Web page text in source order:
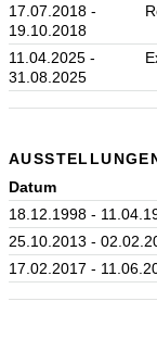
17.07.2018 -
19.10.2018
11.04.2025 -
31.08.2025
Datum
18.12.1998 -
25.10.2013 -
17.02.2017 -